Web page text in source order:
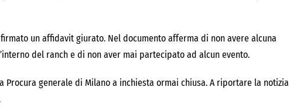
un affidavit giurato. Nel documento afferma di non avere alcuna
del ranch e di non aver mai partecipato ad alcun evento.
Procura generale di Milano a inchiesta ormai chiusa. A riportare la notizia